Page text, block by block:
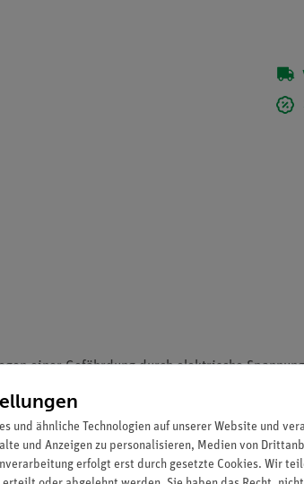
einer Gefährdung durch elektrische Spannung
und ähnliche Technologien auf unserer Website und
und Anzeigen zu personalisieren, Medien von
erfolgt erst durch gesetzte Cookies. Wir